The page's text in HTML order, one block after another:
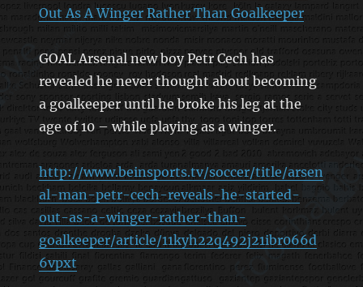
Out As A Winger Rather Than Goalkeeper
GOAL Arsenal new boy Petr Cech has
revealed he never thought about becoming
a goalkeeper until he broke his leg at the
age of 10 – while playing as a winger.
http://www.beinsports.tv/soccer/title/arsen
al-man-petr-cech-reveals-he-started-
out-as-a-winger-rather-than-
goalkeeper/article/11kyh22q492j21ibr066d
6vpxt